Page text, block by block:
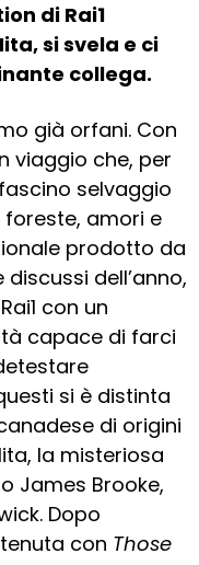
di Rai1
si svela e ci
collega.
già orfani. Con
viaggio che, per
selvaggio
amori e
prodotto da
dell’anno,
con un
capace di farci
si è distinta
di origini
la misteriosa
James Brooke,
Dopo
con Those